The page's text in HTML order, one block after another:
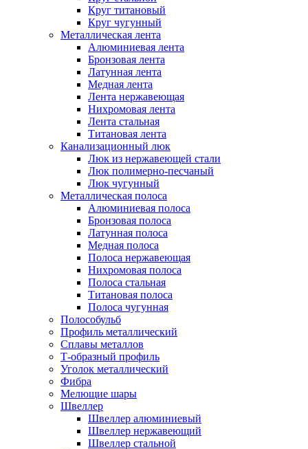
Круг титановый
Круг чугунный
Металлическая лента
Алюминиевая лента
Бронзовая лента
Латунная лента
Медная лента
Лента нержавеющая
Нихромовая лента
Лента стальная
Титановая лента
Канализационный люк
Люк из нержавеющей стали
Люк полимерно-песчаный
Люк чугунный
Металлическая полоса
Алюминиевая полоса
Бронзовая полоса
Латунная полоса
Медная полоса
Полоса нержавеющая
Нихромовая полоса
Полоса стальная
Титановая полоса
Полоса чугунная
Полособульб
Профиль металлический
Сплавы металлов
Т-образный профиль
Уголок металлический
Фибра
Мелющие шары
Швеллер
Швеллер алюминиевый
Швеллер нержавеющий
Швеллер стальной